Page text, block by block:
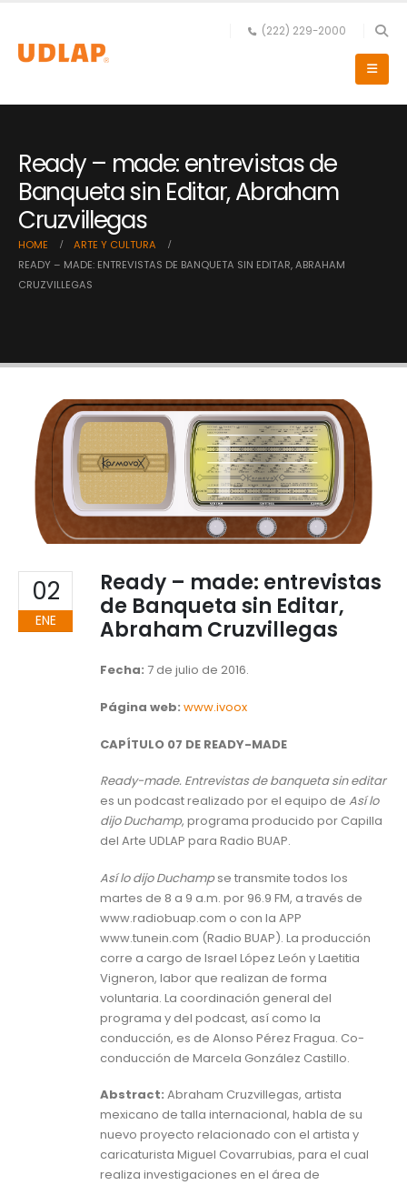
(222) 229-2000
Ready – made: entrevistas de
Banqueta sin Editar, Abraham
Cruzvillegas
HOME
ARTE Y CULTURA
READY – MADE: ENTREVISTAS DE BANQUETA SIN EDITAR, ABRAHAM
CRUZVILLEGAS
02
ENE
Ready – made: entrevistas
de Banqueta sin Editar,
Abraham Cruzvillegas
Fecha: 7 de julio de 2016.
Página web: www.ivoox
CAPÍTULO 07 DE READY-MADE
Ready-made. Entrevistas de banqueta sin editar
es un podcast realizado por el equipo de Así lo
dijo Duchamp, programa producido por Capilla
del Arte UDLAP para Radio BUAP.
Así lo dijo Duchampse transmite todos los
martes de 8 a 9 a.m. por 96.9 FM, a través de
www.radiobuap.com o con la APP
www.tunein.com (Radio BUAP). La producción
corre a cargo de Israel López León y Laetitia
Vigneron, labor que realizan de forma
voluntaria. La coordinación general del
programa y del podcast, así como la
conducción, es de Alonso Pérez Fragua. Co-
conducción de Marcela González Castillo.
Abstract: Abraham Cruzvillegas, artista
mexicano de talla internacional, habla de su
nuevo proyecto relacionado con el artista y
caricaturista Miguel Covarrubias, para el cual
realiza investigaciones en el área de